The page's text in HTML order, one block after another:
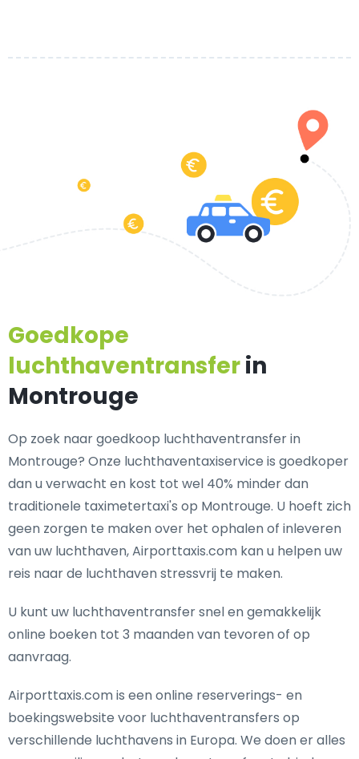
Goedkope
luchthaventransferin
Montrouge
Op zoek naar goedkoop luchthaventransfer in
Montrouge? Onze luchthaventaxiservice is goedkoper
dan u verwacht en kost tot wel 40% minder dan
traditionele taximetertaxi's op Montrouge. U hoeft zich
geen zorgen te maken over het ophalen of inleveren
van uw luchthaven, Airporttaxis.com kan u helpen uw
reis naar de luchthaven stressvrij te maken.
U kunt uw luchthaventransfer snel en gemakkelijk
online boeken tot 3 maanden van tevoren of op
aanvraag.
Airporttaxis.com is een online reserverings- en
boekingswebsite voor luchthaventransfers op
verschillende luchthavens in Europa. We doen er alles